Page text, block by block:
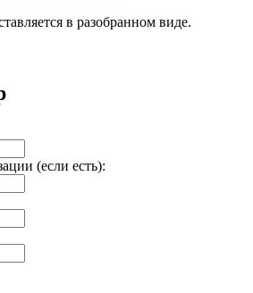
в разобранном виде.
(если есть):